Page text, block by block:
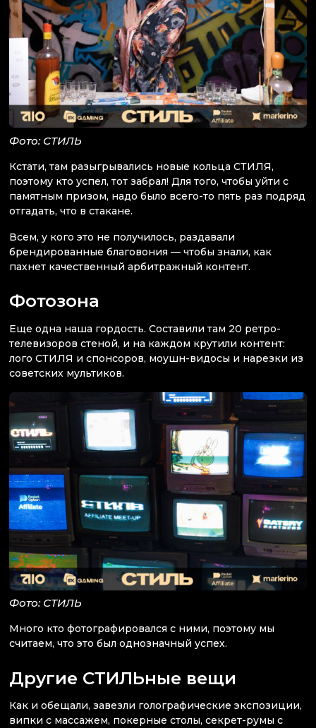
Фото: СТИЛЬ
Кстати, там разыгрывались новые кольца СТИЛЯ,
поэтому кто успел, тот забрал! Для того, чтобы уйти с
памятным призом, надо было всего-то пять раз подряд
отгадать, что в стакане.
Всем, у кого это не получилось, раздавали
брендированные благовония — чтобы знали, как
пахнет качественный арбитражный контент.
Фотозона
Еще одна наша гордость. Составили там 20 ретро-
телевизоров стеной, и на каждом крутили контент:
лого СТИЛЯ и спонсоров, моушн-видосы и нарезки из
советских мультиков.
Фото: СТИЛЬ
Много кто фотографировался с ними, поэтому мы
считаем, что это был однозначный успех.
Другие СТИЛЬные вещи
Как и обещали, завезли голографические экспозиции,
випки с массажем, покерные столы, секрет-румы с